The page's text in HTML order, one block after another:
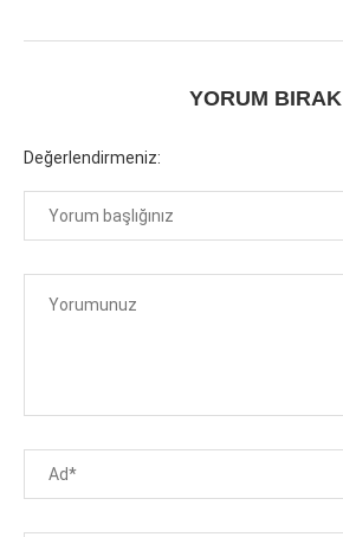
YORUM BIRAK
Değerlendirmeniz: